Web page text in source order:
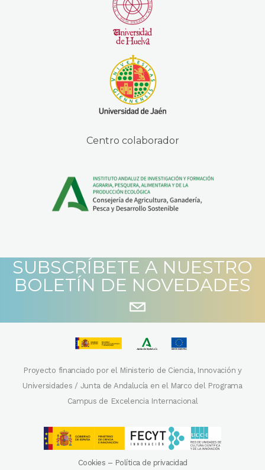
Centro colaborador
SUBSCRÍBETE A NUESTRO
BOLETÍN DE NOVEDADES
Proyecto financiado por el Ministerio de Ciencia, Innovación y
Universidades / Junta de Andalucía en el Marco del Programa
Campus de Excelencia Internacional
Cookies – Política de privacidad